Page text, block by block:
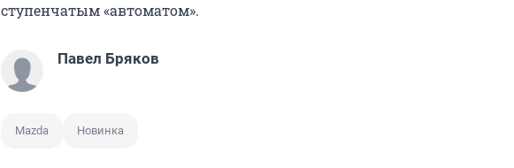
ступенчатым «автоматом».
Павел Бряков
Mazda Новинка